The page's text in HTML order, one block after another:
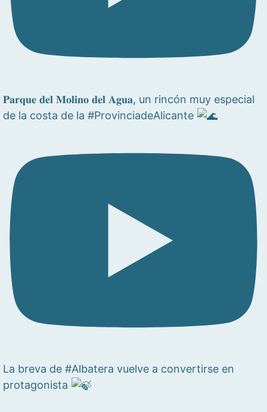
𝐏𝐚𝐫𝐪𝐮𝐞 𝐝𝐞𝐥 𝐌𝐨𝐥𝐢𝐧𝐨 𝐝𝐞𝐥 𝐀𝐠𝐮𝐚, un rincón muy especial
de la costa de la #ProvinciadeAlicante
La breva de #Albatera vuelve a convertirse en
protagonista